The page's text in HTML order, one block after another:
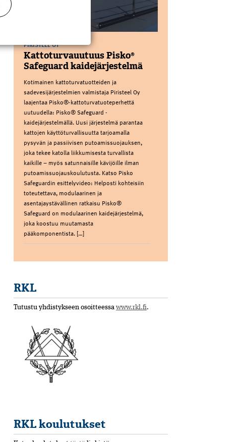
PIRISTEEL OY
Kattoturvauutuus Pisko®
Safeguard kaidejärjestelmä
Kotimainen kattoturvatuotteiden ja
sadevesijärjestelmien valmistaja Piristeel Oy
laajentaa Pisko®-kattoturvatuoteperhettä
uutuudella: Pisko® Safeguard -
kaidejärjestelmällä. Uusi järjestelmä parantaa
kattojen käyttöturvallisuutta tarjoamalla
pysyvän ja passiivisen putoamissuojauksen,
joka tekee katolla liikkumisesta turvallista
kaikille – myös satunnaisille kävijöille ilman
putoamissuojauskoulutusta. Katso Pisko
Safeguardin esittelyvideo: Helposti kohteisiin
toteutettava, modulaarinen ja
asentajaystävällinen ratkaisu Pisko®
Safeguard on modulaarinen kaidejärjestelmä,
joka koostuu muutamasta
pääkomponentista. […]
RKL
Tutustu yhdistykseen osoitteessa www.rkl.fi.
RKL koulutukset